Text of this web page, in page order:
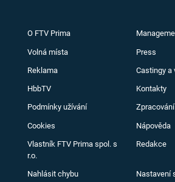
O FTV Prima
Volná místa Press
Reklama Castingy a
HbbTV Kontakty
Podmínky užívání
Cookies Nápověda
Vlastník FTV Prima spol. s
r.o.
Redakce
Nahlásit chybu Nastavení